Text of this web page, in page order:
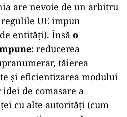
are nevoie de un arbitru
UE impun
entități). Însă o
: reducerea
tăierea
și eficientizarea modului
de comasare a
cu alte autorități (cum